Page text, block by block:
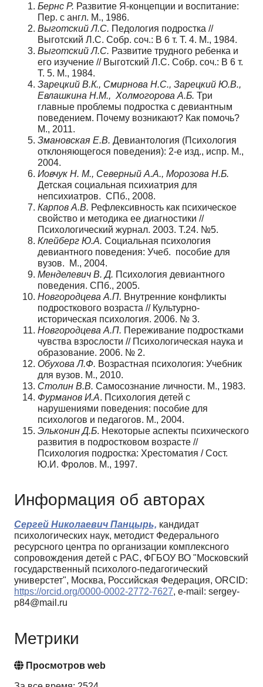
Бернс Р. Развитие Я-концепции и воспитание:
Пер. с англ. М., 1986.
Выготский Л.С. Педология подростка //
Выготский Л.С. Собр. соч.: В 6 т. Т. 4. М., 1984.
Выготский Л.С. Развитие трудного ребенка и
его изучение // Выготский Л.С. Собр. соч.: В 6 т.
Т. 5. М., 1984.
Зарецкий В.К., Смирнова Н.С., Зарецкий Ю.В.,
Евлашкина Н.М., Холмогорова А.Б. Три
главные проблемы подростка с девиантным
поведением. Почему возникают? Как помочь?
М., 2011.
Змановская Е.В. Девиантология (Психология
отклоняющегося поведения): 2-е изд., испр. М.,
2004.
Иовчук Н. М., Северный А.А., Морозова Н.Б.
Детская социальная психиатрия для
непсихиатров. СПб., 2008.
Карпов А.В. Рефлексивность как психическое
свойство и методика ее диагностики //
Психологический журнал. 2003. Т.24. №5.
Клейберг Ю.А. Социальная психология
девиантного поведения: Учеб. пособие для
вузов. М., 2004.
Менделевич В. Д. Психология девиантного
поведения. СПб., 2005.
Новгородцева А.П. Внутренние конфликты
подросткового возраста // Культурно-
историческая психология. 2006. № 3.
Новгородцева А.П. Переживание подростками
чувства взрослости // Психологическая наука и
образование. 2006. № 2.
Обухова Л.Ф. Возрастная психология: Учебник
для вузов. М., 2010.
Столин В.В. Самосознание личности. М., 1983.
Фурманов И.А. Психология детей с
нарушениями поведения: пособие для
психологов и педагогов. М., 2004.
Эльконин Д.Б. Некоторые аспекты психического
развития в подростковом возрасте //
Психология подростка: Хрестоматия / Сост.
Ю.И. Фролов. М., 1997.
Информация об авторах
Сергей Николаевич Панцырь, кандидат
психологических наук, методист Федерального
ресурсного центра по организации комплексного
сопровождения детей с РАС, ФГБОУ ВО "Московский
государственный психолого-педагогический
универстет", Москва, Российская Федерация, ORCID:
https://orcid.org/0000-0002-2772-7627, e-mail: sergey-
p84@mail.ru
Метрики
Просмотров web